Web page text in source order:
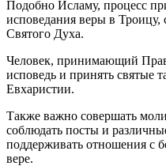
Подобно Исламу, процесс
исповедания веры в
Святого Духа.
Человек, принимающий
исповедь и принять святые
Евхаристии.
Также важно совершать
соблюдать посты и
поддерживать отношения с
вере.